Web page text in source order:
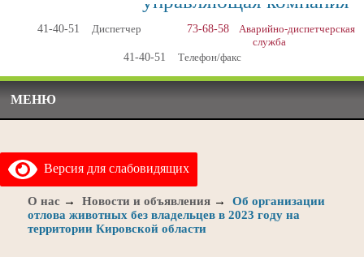
41-40-51 Диспетчер 73-68-58 Аварийно-диспетчерская
служба
41-40-51 Телефон/факс
МЕНЮ
Версия для слабовидящих
О нас →Новости и объявления →Об организации
отлова животных без владельцев в 2023 году на
территории Кировской области